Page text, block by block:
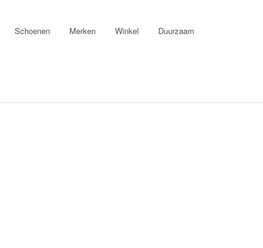
Schoenen Merken Winkel Duurzaam